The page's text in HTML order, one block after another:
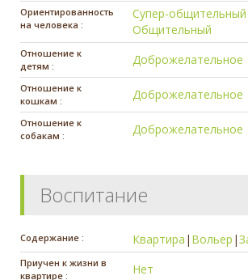
Ориентированность
на человека :
Супер-общительный
Общительный
Отношение к
детям :
Доброжелательное
Отношение к
кошкам :
Доброжелательное
Отношение к
собакам :
Доброжелательное
Воспитание
Содержание : Квартира | Вольер |
Приучен к жизни в
квартире :
Нет